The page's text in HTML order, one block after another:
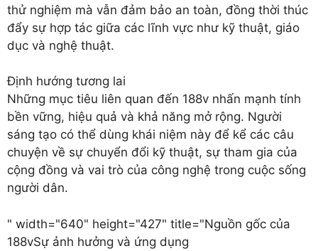
thử nghiệm mà vẫn đảm bảo an toàn, đồng thời thúc
đẩy sự hợp tác giữa các lĩnh vực như kỹ thuật, giáo
dục và nghệ thuật.
Định hướng tương lai
Những mục tiêu liên quan đến 188v nhấn mạnh tính
bền vững, hiệu quả và khả năng mở rộng. Người
sáng tạo có thể dùng khái niệm này để kể các câu
chuyện về sự chuyển đổi kỹ thuật, sự tham gia của
cộng đồng và vai trò của công nghệ trong cuộc sống
người dân.
" width="640" height="427" title="Nguồn gốc của
188vSự ảnh hưởng và ứng dụng